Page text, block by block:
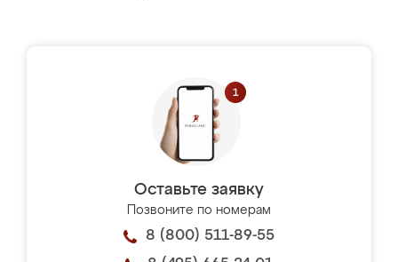
Оставьте заявку
Позвоните по номерам
8 (800) 511-89-55